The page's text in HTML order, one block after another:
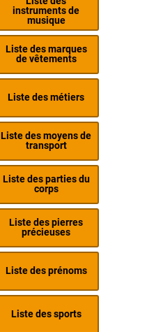
instruments de
musique
Liste des marques
de vêtements
Liste des métiers
Liste des moyens de
transport
Liste des parties du
corps
Liste des pierres
précieuses
Liste des prénoms
Liste des sports